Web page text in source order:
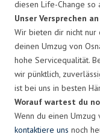
diesen Life-Change so
Unser Versprechen
Wir bieten dir nicht nur
deinen Umzug von
hohe Servicequalität.
wir pünktlich,
ist bei uns in besten
Worauf wartest du
Wenn du einen Umzug
kontaktiere uns noch